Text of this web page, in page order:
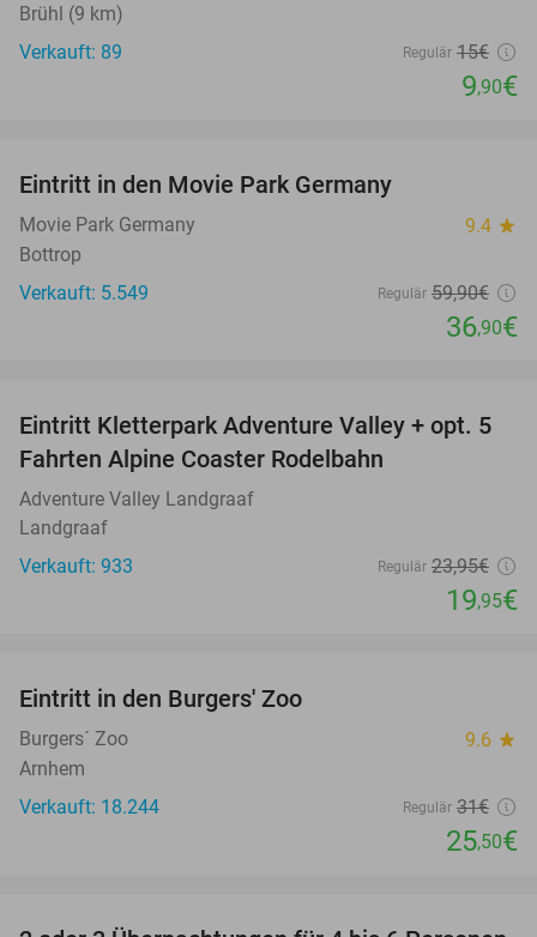
Brühl (9 km)
Verkauft: 89
Regulär 15€
9,90€
Eintritt in den Movie Park Germany
Movie Park Germany 9.4 star
Bottrop
Verkauft: 5.549
Regulär 59,90€
36,90€
17%
Eintritt Kletterpark Adventure Valley + opt. 5
Fahrten Alpine Coaster Rodelbahn
Adventure Valley Landgraaf
Landgraaf
Verkauft: 933
Regulär 23,95€
19,95€
Eintritt in den Burgers' Zoo
Burgers´ Zoo 9.6 star
Arnhem
Verkauft: 18.244
Regulär 31€
25,50€